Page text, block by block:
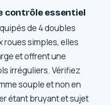
contrôle essentiel
de 4 doubles
roues simples, elles
et offrent une
irréguliers. Vérifiez
souple et non en
étant bruyant et sujet